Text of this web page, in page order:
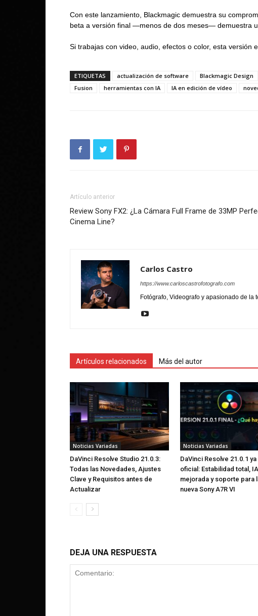
Con este lanzamiento, Blackmagic demuestra su
beta a versión final —menos de dos meses— demuestra
Si trabajas con video, audio, efectos o color, esta versión
ETIQUETAS actualización de software Blackmagic Design
Fusion
herramientas con IA IA en edición de vídeo
Artículo anterior
Review Sony FX2: ¿La Cámara Full Frame de 33MP
Cinema Line?
Carlos Castro
https://www.carloscastrofotografo.com
Fotógrafo, Videografo y apasionado de la
Artículos relacionados Más del autor
Noticias Variadas
DaVinci Resolve Studio 21.0.3:
Todas las Novedades, Ajustes
Clave y Requisitos antes de
Actualizar
Noticias Variadas
DaVinci Resolve 21.0.1
oficial: Estabilidad total, IA
mejorada y soporte para
nueva Sony A7R VI
DEJA UNA RESPUESTA